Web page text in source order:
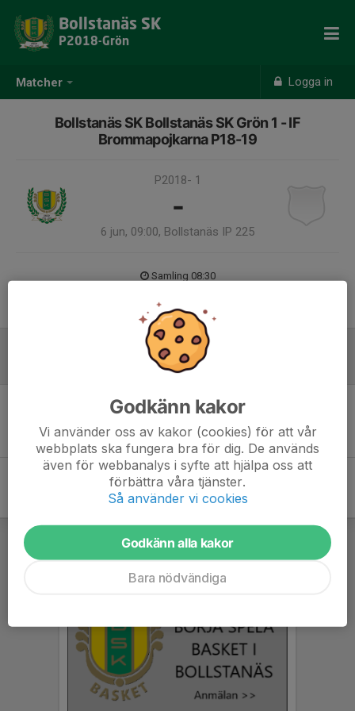
Matcher Logga in
Bollstanäs SK
P2018-Grön
Bollstanäs SK Bollstanäs SK Grön 1 - IF
Brommapojkarna P18-19
P2018- 1
-
6 jun, 09:00, Bollstanäs IP 225
Samling 08:30
Logga in här
Godkänn kakor
Vi använder oss av kakor (cookies) för att vår
webbplats ska fungera bra för dig. De används
även för webbanalys i syfte att hjälpa oss att
förbättra våra tjänster.
Så använder vi cookies
Godkänn alla kakor
Bara nödvändiga